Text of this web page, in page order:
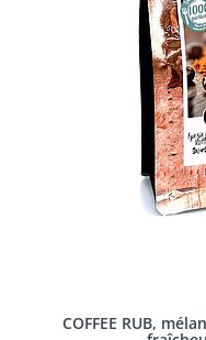
COFFEE RUB,